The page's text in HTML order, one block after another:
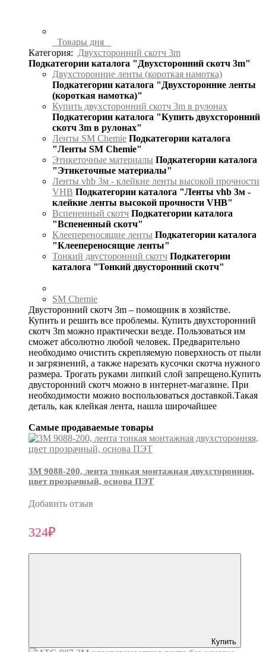
Товары дня
Категория:
Двухсторонний скотч 3m
Подкатегории каталога "Двухсторонний скотч 3m"
Двухсторонние ленты (короткая намотка)
Подкатегории каталога "Двухсторонние ленты
(короткая намотка)"
Купить двухсторонний скотч 3m в рулонах
Подкатегории каталога "Купить двухсторонний
скотч 3m в рулонах"
Ленты SM Chemie Подкатегории каталога
"Ленты SM Chemie"
Этикеточные материалы Подкатегории каталога
"Этикеточные материалы"
Ленты vhb 3м - клейкие ленты высокой прочности
VHB Подкатегории каталога "Ленты vhb 3м -
клейкие ленты высокой прочности VHB"
Вспененный скотч Подкатегории каталога
"Вспененный скотч"
Клеепереносящие ленты Подкатегории каталога
"Клеепереносящие ленты"
Тонкий двусторонний скотч Подкатегории
каталога "Тонкий двусторонний скотч"
SM Chemie
Двусторонний скотч 3m – помощник в хозяйстве.
Купить и решить все проблемы. Купить двухсторонний
скотч 3m можно практически везде. Пользоваться им
сможет абсолютно любой человек. Предварительно
необходимо очистить скрепляемую поверхность от пыли
и загрязнений, а также нарезать кусочки скотча нужного
размера. Трогать руками липкий слой запрещено.Купить
двусторонний скотч можно в интернет-магазине. При
необходимости можно воспользоваться доставкой.Такая
деталь, как клейкая лента, нашла широчайшее
Самые продаваемые товары
3М 9088-200, лента тонкая монтажная двухсторонняя,
цвет прозрачный, основа ПЭТ
Добавить отзыв
324₽
Купить